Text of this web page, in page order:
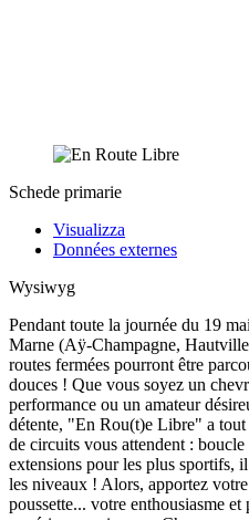
Schede primarie
Visualizza
Données externes
Wysiwyg
Pendant toute la journée du 19
Marne (Aÿ-Champagne,
routes fermées pourront être
douces ! Que vous soyez un
performance ou un amateur
détente, "En Rou(t)e Libre" a
de circuits vous attendent :
extensions pour les plus sportifs,
les niveaux ! Alors, apportez
poussette... votre enthousiasme